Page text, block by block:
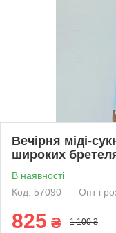
Вечірня міді-
широких
В наявності
Код: 57090
Опт і
825 ₴ 1 100 ₴